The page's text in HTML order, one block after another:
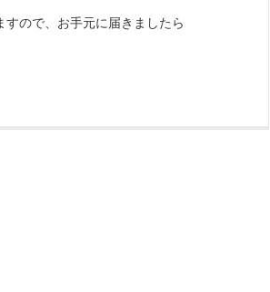
ので、お手元に届きましたら